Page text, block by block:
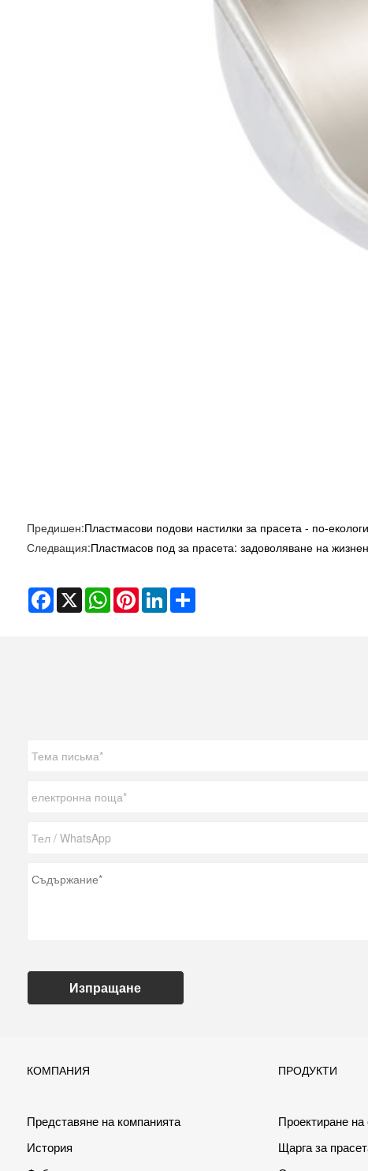
Предишен:Пластмасови подови настилки за прасета - по-
Следващия:Пластмасов под за прасета: задоволяване на
Facebook
X WhatsAppPinterestLinkedInShare
Изпращане
КОМПАНИЯ
Представяне на компанията
История
ПРОДУКТИ
Проектиране
Щарга за